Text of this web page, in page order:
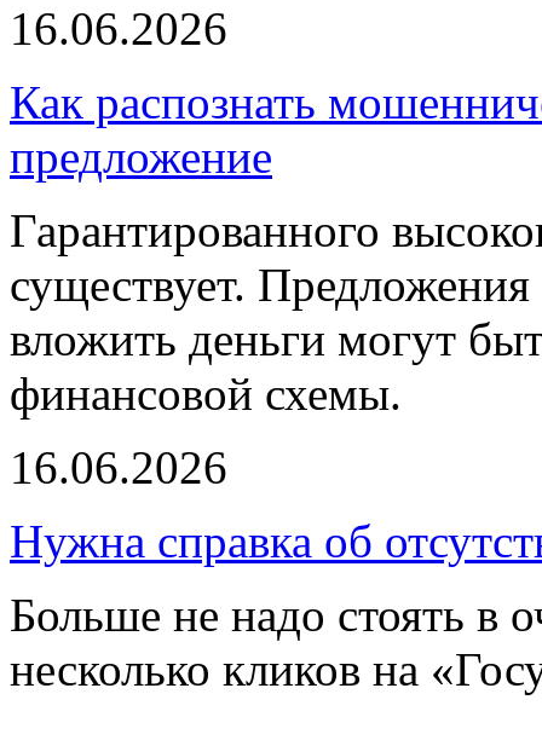
16.06.2026
Как распознать
предложение
Гарантированного
существует.
вложить деньги могут
финансовой схемы.
16.06.2026
Нужна справка об
Больше не надо стоять в
несколько кликов на